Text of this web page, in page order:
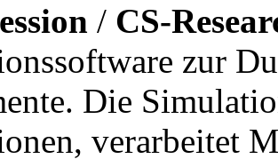
/ CS-
zur
Die
verarbeitet